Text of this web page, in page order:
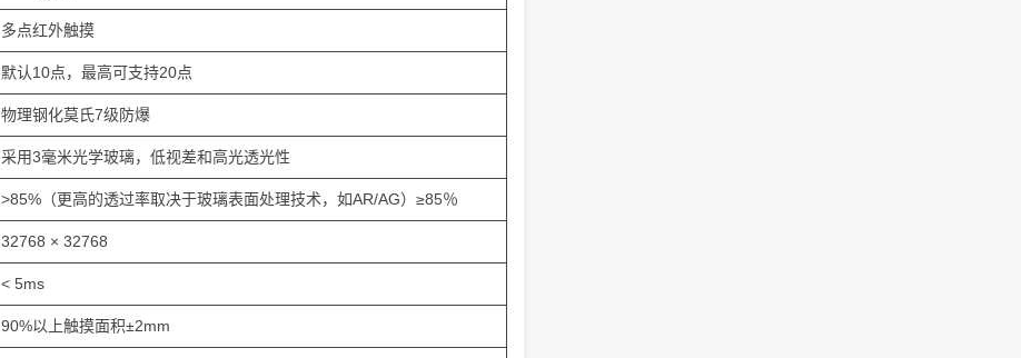
多点红外触摸
默认10点，最高可支持20点
物理钢化莫氏7级防爆
采用3毫米光学玻璃，低视差和高光透光性
>85%（更高的透过率取决于玻璃表面处理技术，如AR/AG）≥85％
32768 × 32768
< 5ms
90%以上触摸面积±2mm